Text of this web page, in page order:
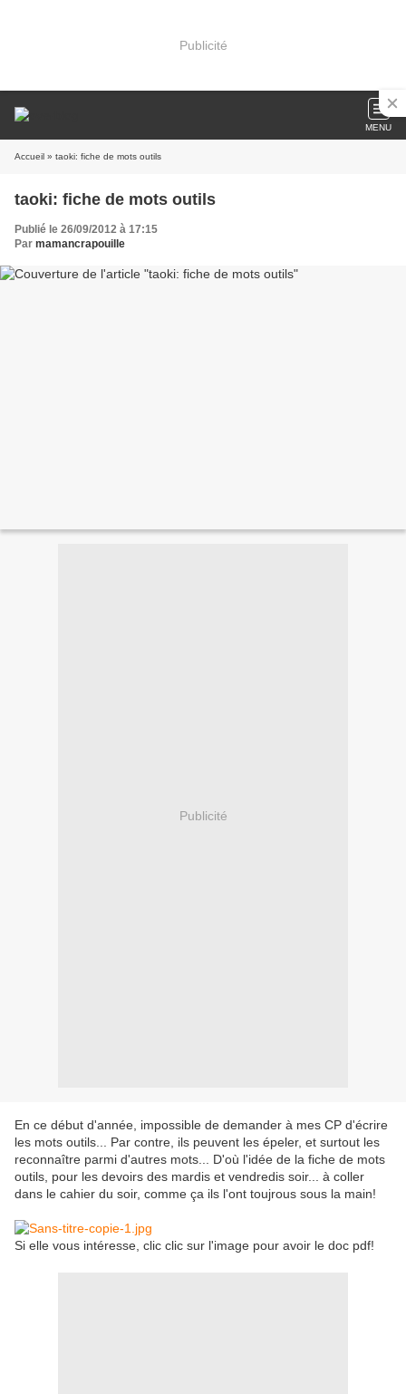
Publicité
MENU
Accueil » taoki: fiche de mots outils
taoki: fiche de mots outils
Publié le 26/09/2012 à 17:15
Par mamancrapouille
Publicité
En ce début d'année, impossible de demander à mes CP d'écrire
les mots outils... Par contre, ils peuvent les épeler, et surtout les
reconnaître parmi d'autres mots... D'où l'idée de la fiche de mots
outils, pour les devoirs des mardis et vendredis soir... à coller
dans le cahier du soir, comme ça ils l'ont toujrous sous la main!
Si elle vous intéresse, clic clic sur l'image pour avoir le doc pdf!